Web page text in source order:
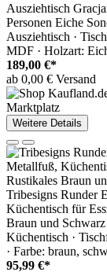
Ausziehtisch
Personen Eiche
Ausziehtisch ·
MDF · Holzart:
189,00 €*
ab 0,00 € Versand
Marktplatz
Weitere Details
Tribesigns Runder
Küchentisch für
Braun und
Küchentisch ·
· Farbe: braun,
95,99 €*